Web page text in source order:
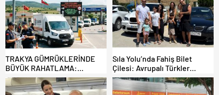
TRAKYA GÜMRÜKLERİNDE
BÜYÜK RAHATLAMA:
DEREKÖY HAFİF TİCARİ
ARAÇLARA AÇILIYOR!
Sıla Yolu’nda Fahiş Bilet
Çilesi: Avrupalı Türkler
Karayollarına Akın Etti,
Gümrükler Kilitlendi!